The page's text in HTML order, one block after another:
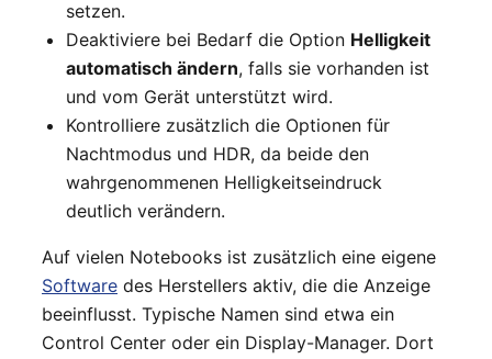
setzen.
Deaktiviere bei Bedarf die Option Helligkeit
automatisch ändern, falls sie vorhanden ist
und vom Gerät unterstützt wird.
Kontrolliere zusätzlich die Optionen für
Nachtmodus und HDR, da beide den
wahrgenommenen Helligkeitseindruck
deutlich verändern.
Auf vielen Notebooks ist zusätzlich eine eigene
Software des Herstellers aktiv, die die Anzeige
beeinflusst. Typische Namen sind etwa ein
Control Center oder ein Display-Manager. Dort